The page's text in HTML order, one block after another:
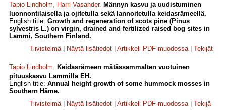
Tapio Lindholm, Harri Vasander. Männyn kasvu ja uudistuminen
luonnontilaisella ja ojitetulla sekä lannoitetulla keidasrämeellä.
English title: Growth and regeneration of scots pine (Pinus
sylvestris L.) on virgin, drained and fertilized raised bog sites in
Lammi, Southern Finland.
Tiivistelmä| Näytä lisätiedot Artikkeli PDF-muodossa| Tekijät
Tapio Lindholm. Keidasrämeen mätässammalten vuotuinen
pituuskasvu Lammilla EH.
English title: Annual height growth of some hummock mosses in
Southern Häme.
Tiivistelmä| Näytä lisätiedot Artikkeli PDF-muodossa| Tekijä